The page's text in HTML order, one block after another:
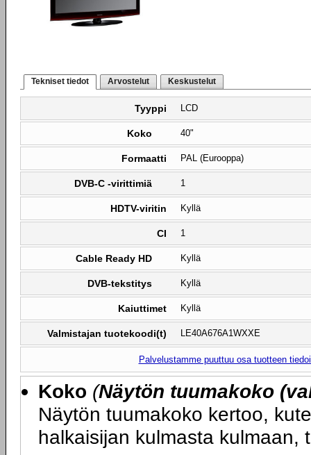
Tekniset tiedot Arvostelut Keskustelut
Tyyppi LCD
Koko 40"
Formaatti PAL (Eurooppa)
DVB-C -virittimiä 1
HDTV-viritin Kyllä
CI 1
Cable Ready HD Kyllä
DVB-tekstitys Kyllä
Kaiuttimet Kyllä
Valmistajan tuotekoodi(t) LE40A676A1WXXE
Palvelustamme puuttuu osa tuotteen
Koko (Näytön tuumakoko
Näytön tuumakoko kertoo,
halkaisijan kulmasta kulmaan,